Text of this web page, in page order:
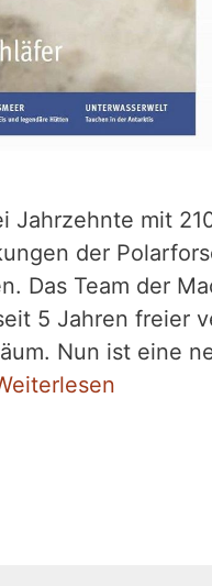
Jahrzehnte mit
der
Das Team der
5 Jahren freier
Nun ist eine